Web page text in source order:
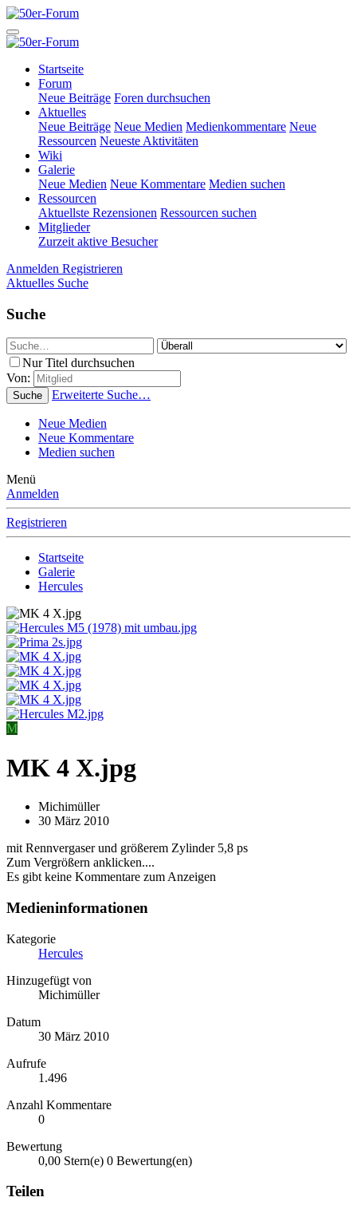
Startseite
Forum
Neue Beiträge Foren durchsuchen
Aktuelles
Neue Beiträge Neue Medien Medienkommentare Neue
Ressourcen Neueste Aktivitäten
Wiki
Galerie
Neue Medien Neue Kommentare Medien suchen
Ressourcen
Aktuellste Rezensionen Ressourcen suchen
Mitglieder
Zurzeit aktive Besucher
Anmelden Registrieren
Aktuelles Suche
Suche
Nur Titel durchsuchen
Von:
Suche Erweiterte Suche…
Neue Medien
Neue Kommentare
Medien suchen
Menü
Anmelden
Registrieren
Startseite
Galerie
Hercules
M
MK 4 X.jpg
Michimüller
30 März 2010
mit Rennvergaser und größerem Zylinder 5,8 ps
Zum Vergrößern anklicken....
Es gibt keine Kommentare zum Anzeigen
Medieninformationen
Kategorie
Hercules
Hinzugefügt von
Michimüller
Datum
30 März 2010
Aufrufe
1.496
Anzahl Kommentare
0
Bewertung
0,00 Stern(e) 0 Bewertung(en)
Teilen